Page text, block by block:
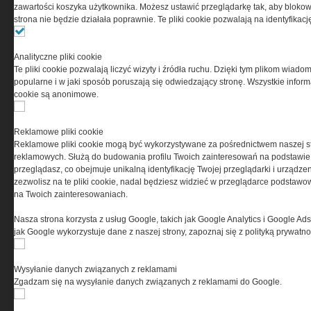
(zwana dalej Grupa MEDIUM) w postaci Regulaminu.
Ta witryna wykorzystuje pliki cookies do przechowywania
informacji na Twoim komputerze. Pliki cookies stosujemy
w celu świadczenia usług na najwyższym poziomie,
w tym w sposób dostosowany do indywidualnych potrzeb.
cookies oznacza, że będą one zamieszczane w Twoim
urządzeniu końcowym. W każdym momencie możesz
dokonać zmiany ustawień przeglądarki dotyczących
serwisu prosimy o zapoznanie się z naszą
prywatności
oraz informacją o cookies
zawartości koszyka użytkownika. Możesz ustawić przeglądarkę tak, aby
strona nie będzie działała poprawnie. Te pliki cookie pozwalają na
Analityczne pliki cookie
Te pliki cookie pozwalają liczyć wizyty i źródła ruchu. Dzięki tym plikom
popularne i w jaki sposób poruszają się odwiedzający stronę. Wszystkie
cookie są anonimowe.
Reklamowe pliki cookie
Reklamowe pliki cookie mogą być wykorzystywane za pośrednictwem naszej
reklamowych. Służą do budowania profilu Twoich zainteresowań na
przeglądasz, co obejmuje unikalną identyfikację Twojej przeglądarki i
zezwolisz na te pliki cookie, nadal będziesz widzieć w przeglądarce
na Twoich zainteresowaniach.
Nasza strona korzysta z usług Google, takich jak Google Analytics i Google
jak Google wykorzystuje dane z naszej strony, zapoznaj się z polityką
Wysyłanie danych związanych z reklamami
Zgadzam się na wysyłanie danych związanych z reklamami do Google.